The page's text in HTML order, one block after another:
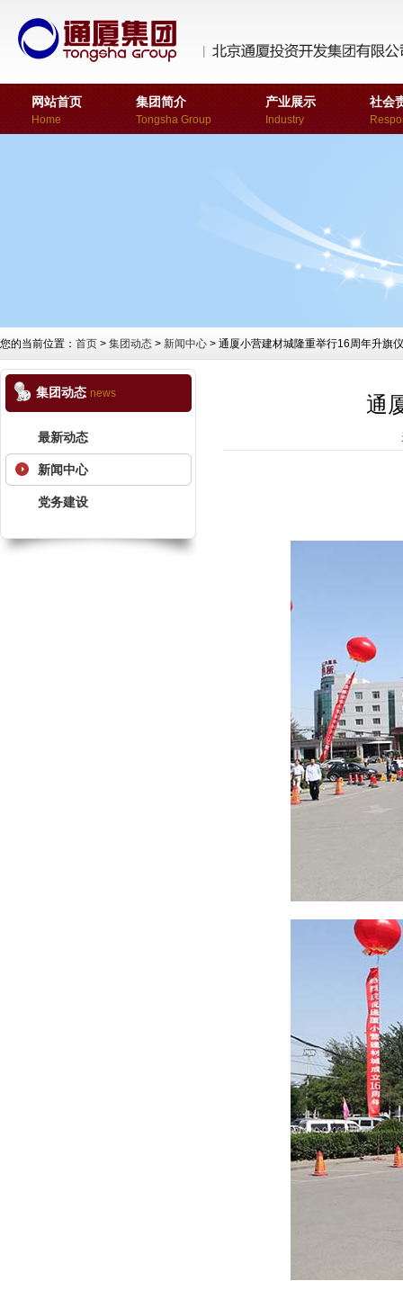
网站首页
Home
集团简介
Tongsha Group
产业展示
Industry
社会
您的当前位置： 首页 > 集团动态 > 新闻中心 > 通厦小营建材城隆重举行16周年升旗
集团动态 news
最新动态
新闻中心
党务建设
通